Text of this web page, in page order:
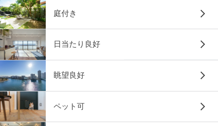
庭付き
日当たり良好
眺望良好
ペット可